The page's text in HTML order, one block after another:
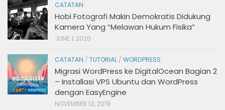
CATATAN
Hobi Fotografi Makin Demokratis Didukung
Kamera Yang “Melawan Hukum Fisika”
JUNE 1, 2020
CATATAN / TUTORIAL / WORDPRESS
Migrasi WordPress ke DigitalOcean Bagian 2
– Installasi VPS Ubuntu dan WordPress
dengan EasyEngine
NOVEMBER 13, 2019